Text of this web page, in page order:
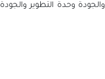
وحدة التطوير والجودة